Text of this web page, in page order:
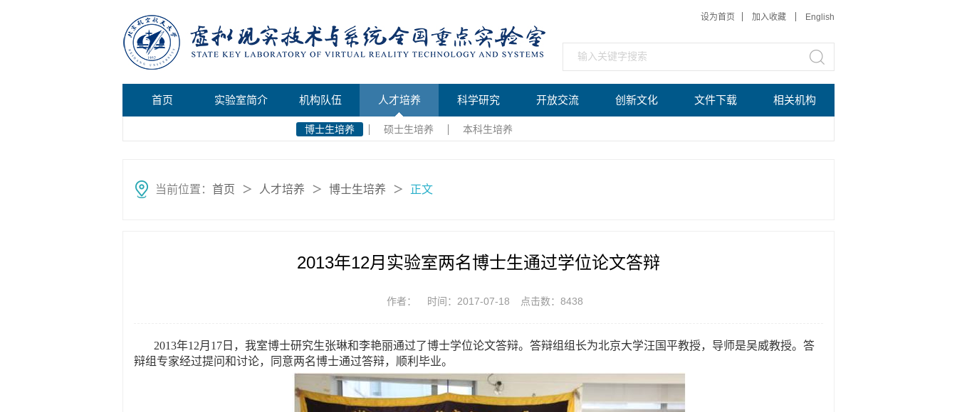
设为首页 加入收藏 English
首页 实验室简介 机构队伍 人才培养 科学研究 开放交流 创新文化 文件下载 相关机构
博士生培养 硕士生培养 本科生培养
当前位置： 首页 ＞ 人才培养 ＞ 博士生培养 ＞ 正文
2013年12月实验室两名博士生通过学位论文答辩
作者： 时间：2017-07-18 点击数： 8438
2013年12月 17 日，我室博士研究生张琳和李艳丽通过了博士学位论文答辩。答辩组组长为北京大学汪国平教授，导师是吴威教授。答
辩组专家经过提问和讨论，同意两名博士通过答辩，顺利毕业。